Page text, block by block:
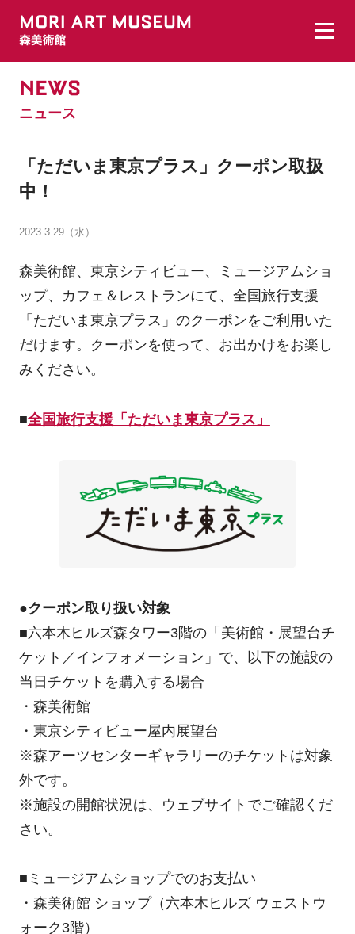
NEWS
ニュース
「ただいま東京プラス」クーポン取扱
中！
2023.3.29（水）
森美術館、東京シティビュー、ミュージアムショ
ップ、カフェ＆レストランにて、全国旅行支援
「ただいま東京プラス」のクーポンをご利用いた
だけます。クーポンを使って、お出かけをお楽し
みください。
■全国旅行支援「ただいま東京プラス」
●クーポン取り扱い対象
■六本木ヒルズ森タワー3階の「美術館・展望台チ
ケット／インフォメーション」で、以下の施設の
当日チケットを購入する場合
・森美術館
・東京シティビュー屋内展望台
※森アーツセンターギャラリーのチケットは対象
外です。
※施設の開館状況は、ウェブサイトでご確認くだ
さい。
■ミュージアムショップでのお支払い
・森美術館 ショップ（六本木ヒルズ ウェストウ
ォーク3階）